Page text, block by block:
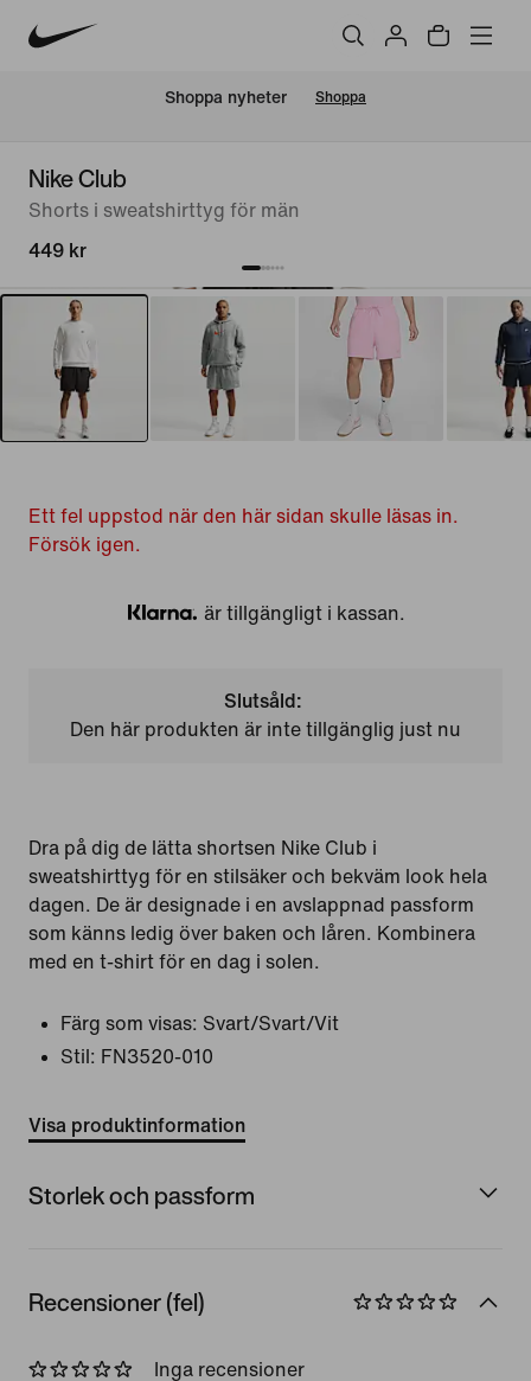
Shoppa nyheter Shoppa
Nike Club
Shorts i sweatshirttyg för män
449 kr
Ett fel uppstod när den här sidan skulle läsas in.
Försök igen.
Klarna
är tillgängligt i kassan.
Slutsåld:
Den här produkten är inte tillgänglig just nu
Dra på dig de lätta shortsen Nike Club i
sweatshirttyg för en stilsäker och bekväm look hela
dagen. De är designade i en avslappnad passform
som känns ledig över baken och låren. Kombinera
med en t-shirt för en dag i solen.
Färg som visas: Svart/Svart/Vit
Stil: FN3520-010
Visa produktinformation
Storlek och passform
Recensioner (fel)
Inga recensioner